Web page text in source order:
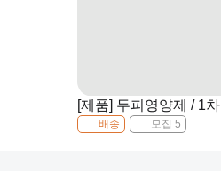
[제품] 두피영양제 / 1차
배송 모집 5